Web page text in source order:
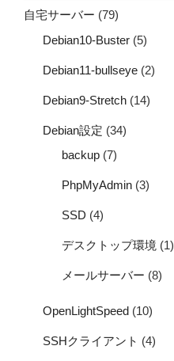
自宅サーバー (79)
Debian10-Buster (5)
Debian11-bullseye (2)
Debian9-Stretch (14)
Debian設定 (34)
backup (7)
PhpMyAdmin (3)
SSD (4)
デスクトップ環境 (1)
メールサーバー (8)
OpenLightSpeed (10)
SSHクライアント (4)